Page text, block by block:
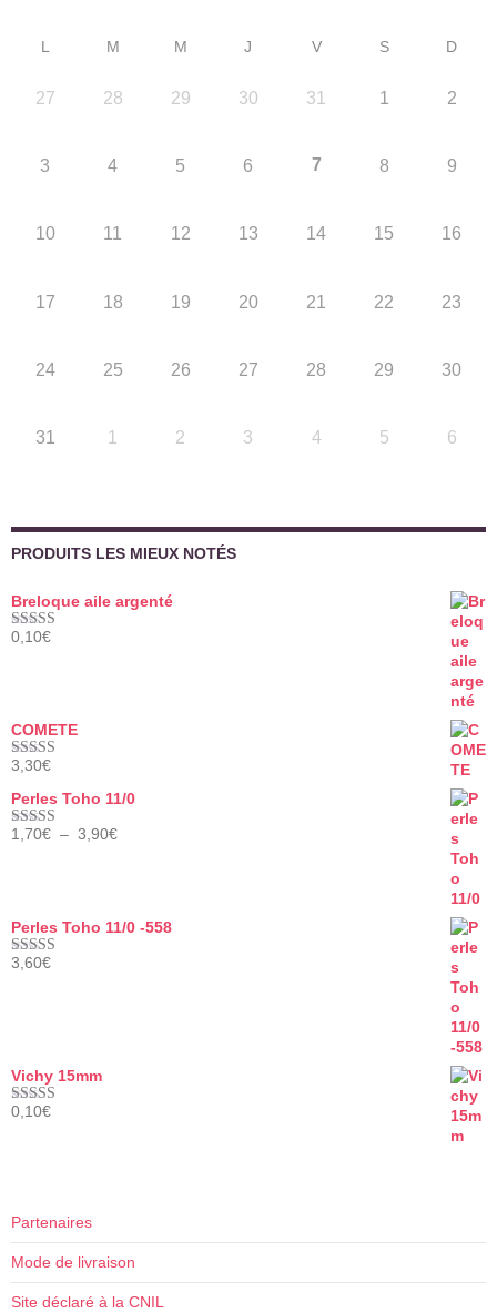
L M M J V S D
27 28 29 30 31 1 2
3 4 5 6 7 8 9
10 11 12 13 14 15 16
17 18 19 20 21 22 23
24 25 26 27 28 29 30
31 1 2 3 4 5 6
PRODUITS LES MIEUX NOTÉS
Breloque aile argenté
Note5.00
0,10€
COMETE
Note5.00
3,30€
Perles Toho 11/0
Note5.00
1,70€ – 3,90€Plage
3,90€
Perles Toho 11/0 -558
Note5.00
3,60€
Vichy 15mm
Note5.00
0,10€
Partenaires
Mode de livraison
Site déclaré à la CNIL